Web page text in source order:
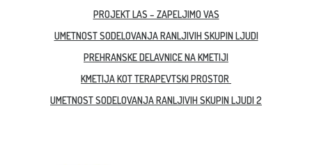
PROJEKT LAS – ZAPELJIMO VAS
UMETNOST SODELOVANJA RANLJIVIH SKUPIN LJUDI
PREHRANSKE DELAVNICE NA KMETIJI
KMETIJA KOT TERAPEVTSKI PROSTOR
UMETNOST SODELOVANJA RANLJIVIH SKUPIN LJUDI 2